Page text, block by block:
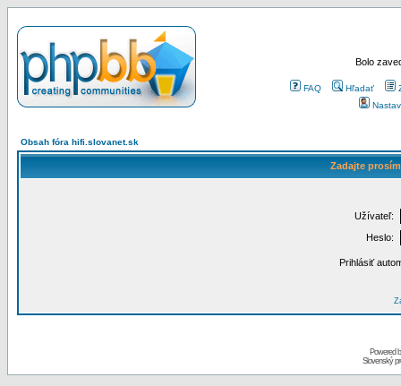
Bolo
FAQ Hľadať
Obsah fóra hifi.slovanet.sk
Zadajte
Užívateľ:
Heslo:
Prihlásiť
Powered
Slovenský